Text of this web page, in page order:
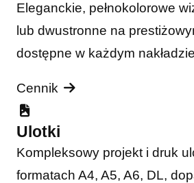
Eleganckie, pełnokolorowe
lub dwustronne na
dostępne w każdym
Cennik
Ulotki
Kompleksowy projekt i druk
formatach A4, A5, A6, DL,